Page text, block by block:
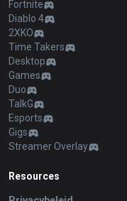
Fortnite
Diablo 4
2XKO
Time Takers
Desktop
Games
Duo
TalkG
Esports
Gigs
Streamer Overlay
Resources